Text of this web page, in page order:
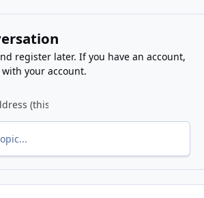
register later. If you have an account,
your account.